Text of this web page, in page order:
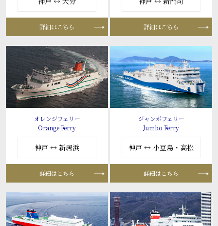
詳細はこちら 詳細はこちら
オレンジフェリー
Orange Ferry
神戸 ↔ 新居浜
詳細はこちら
ジャンボフェリー
Jumbo Ferry
神戸 ↔ 小豆島・高松
詳細はこちら